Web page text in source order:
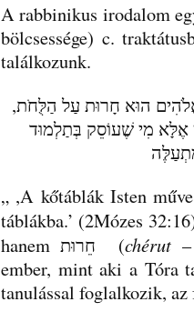
A rabbinikus irodalom
bölcsessége) c.
találkozunk.
הוּא חָרוּת עַל הַלֻּחֹת,
אֶלָּא מִי שֶׁעוֹסֵק בְּתַלְמוּד
„ ,A kőtáblák Isten
hanem חֵרוּת (chérut
ember, mint aki a Tóra
tanulással foglalkozik,